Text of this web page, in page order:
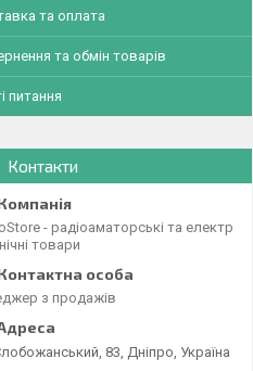
та оплата
та обмін товарів
питання
Контакти
- радіоаматорські та електр
товари
з продажів
83, Дніпро, Україна